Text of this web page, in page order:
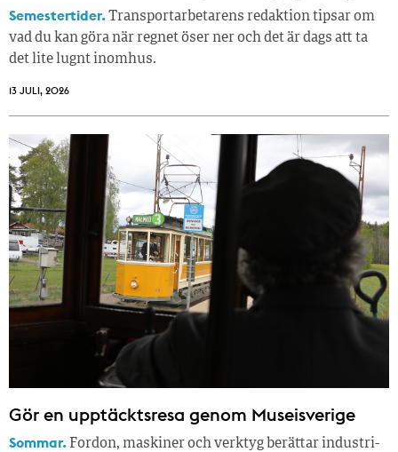
Semestertider.Transportarbetarens redaktion tipsar om
vad du kan göra när regnet öser ner och det är dags att ta
det lite lugnt inomhus.
13 JULI, 2026
Gör en upptäcktsresa genom Museisverige
Sommar. Fordon, maskiner och verktyg berättar industri­